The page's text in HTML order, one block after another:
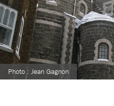
Photo : Jean Gagnon